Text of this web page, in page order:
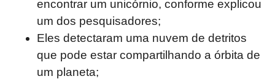
encontrar um unicórnio, conforme explicou
um dos pesquisadores;
Eles detectaram uma nuvem de detritos
que pode estar compartilhando a órbita de
um planeta;